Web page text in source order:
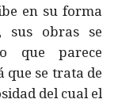
en su forma
sus obras se
que parece
que se trata de
del cual el